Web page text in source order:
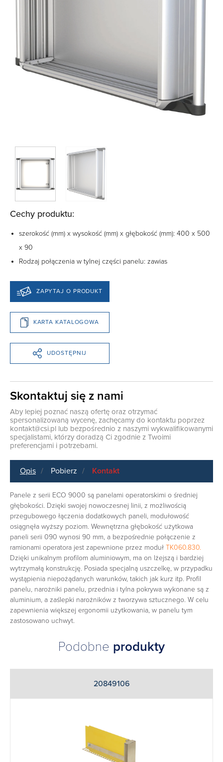
Cechy produktu:
szerokość (mm) x wysokość (mm) x głębokość (mm): 400 x 500
x 90
Rodzaj połączenia w tylnej części panelu: zawias
ZAPYTAJ O PRODUKT
KARTA KATALOGOWA
UDOSTĘPNIJ
Skontaktuj się z nami
Aby lepiej poznać naszą ofertę oraz otrzymać
spersonalizowaną wycenę, zachęcamy do kontaktu poprzez
kontakt@csi.pl lub bezpośrednio z naszymi wykwalifikowanymi
specjalistami, którzy doradzą Ci zgodnie z Twoimi
preferencjami i potrzebami.
Opis Pobierz Kontakt
Panele z serii ECO 9000 są panelami operatorskimi o średniej
głębokości. Dzięki swojej nowoczesnej linii, z możliwością
przegubowego łączenia dodatkowych paneli, modułowość
osiągnęła wyższy poziom. Wewnętrzna głębokość użytkowa
paneli serii 090 wynosi 90 mm, a bezpośrednie połączenie z
ramionami operatora jest zapewnione przez moduł TK060.830.
Dzięki unikalnym profilom aluminiowym, ma on lżejszą i bardziej
wytrzymałą konstrukcję. Posiada specjalną uszczelkę, w przypadku
wystąpienia niepożądanych warunków, takich jak kurz itp. Profil
panelu, narożniki panelu, przednia i tylna pokrywa wykonane są z
aluminium, a zaślepki narożników z tworzywa sztucznego. W celu
zapewnienia większej ergonomii użytkowania, w panelu tym
zastosowano uchwyt.
Podobne produkty
20849106